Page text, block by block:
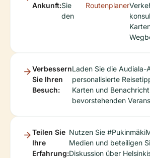
Ankunft:Sie
den
Routenplaner
Verbessern
Sie Ihren
Besuch:
Laden Sie die
personalisierte
Karten und
bevorstehenden
Teilen Sie
Ihre
Erfahrung:
Nutzen Sie
Medien und beteiligen
Diskussion über